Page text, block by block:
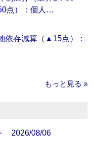
点）：個人…
依存減算（▲15点）：
もっと見る »
2026/08/06